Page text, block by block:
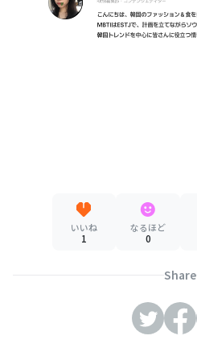
いいね
1
なるほど
0
Share